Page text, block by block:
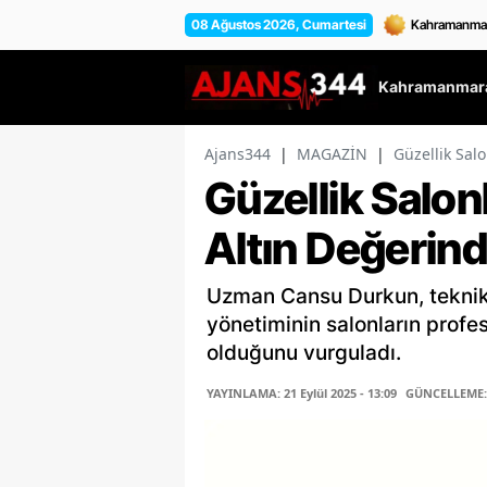
08 Ağustos 2026, Cumartesi
Ajans344 | MAGAZİN | Güzellik
Güzellik
Altın
Uzman Cansu Durkun,
yönetiminin salonların
olduğunu vurguladı.
YAYINLAMA: 21 Eylül 2025 - 13:09